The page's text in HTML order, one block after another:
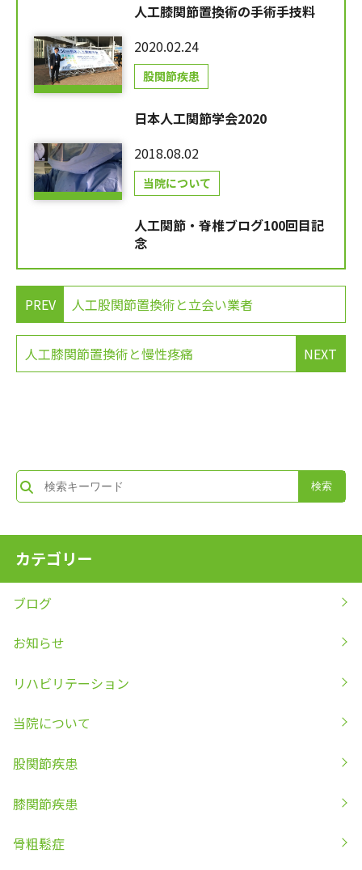
人工膝関節置換術の手術手技料
2020.02.24
股関節疾患
日本人工関節学会2020
2018.08.02
当院について
人工関節・脊椎ブログ100回目記
念
PREV 人工股関節置換術と立会い業者
NEXT
人工膝関節置換術と慢性疼痛
カテゴリー
ブログ
お知らせ
リハビリテーション
当院について
股関節疾患
膝関節疾患
骨粗鬆症